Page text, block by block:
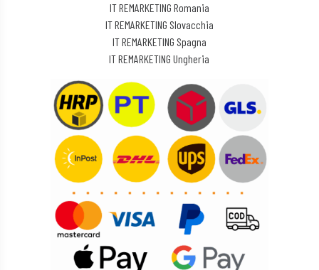
IT REMARKETING Romania
IT REMARKETING Slovacchia
IT REMARKETING Spagna
IT REMARKETING Ungheria